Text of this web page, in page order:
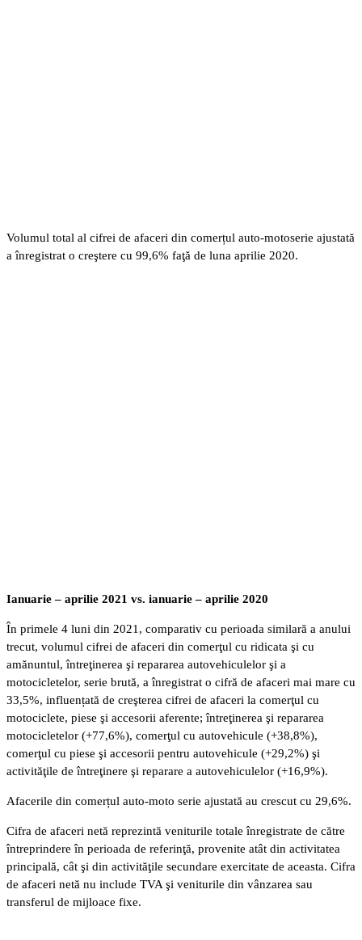
Volumul total al cifrei de afaceri din comerțul auto-motoserie ajustată
a înregistrat o creştere cu 99,6% faţă de luna aprilie 2020.
Ianuarie – aprilie 2021 vs. ianuarie – aprilie 2020
În primele 4 luni din 2021, comparativ cu perioada similară a anului
trecut, volumul cifrei de afaceri din comerţul cu ridicata şi cu
amănuntul, întreţinerea şi repararea autovehiculelor şi a
motocicletelor, serie brută, a înregistrat o cifră de afaceri mai mare cu
33,5%, influențată de creşterea cifrei de afaceri la comerţul cu
motociclete, piese şi accesorii aferente; întreţinerea şi repararea
motocicletelor (+77,6%), comerţul cu autovehicule (+38,8%),
comerţul cu piese şi accesorii pentru autovehicule (+29,2%) şi
activităţile de întreţinere şi reparare a autovehiculelor (+16,9%).
Afacerile din comerțul auto-moto serie ajustată au crescut cu 29,6%.
Cifra de afaceri netă reprezintă veniturile totale înregistrate de către
întreprindere în perioada de referinţă, provenite atât din activitatea
principală, cât şi din activităţile secundare exercitate de aceasta. Cifra
de afaceri netă nu include TVA şi veniturile din vânzarea sau
transferul de mijloace fixe.